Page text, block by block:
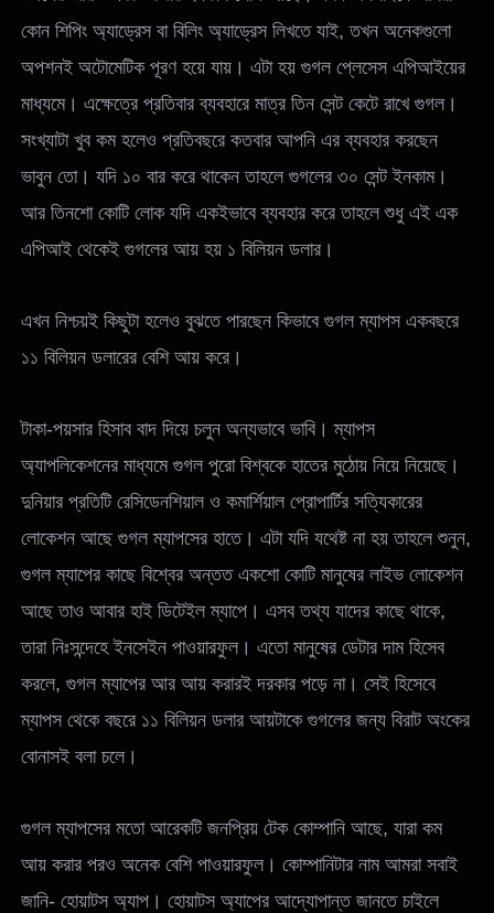
কোন শিপিং অ্যাড্রেস বা বিলিং অ্যাড্রেস লিখতে যাই, তখন অনেকগুলো
অপশনই অটোমেটিক পূরণ হয়ে যায়। এটা হয় গুগল প্লেসেস এপিআইয়ের
মাধ্যমে। এক্ষেত্রে প্রতিবার ব্যবহারে মাত্র তিন সেন্ট কেটে রাখে গুগল।
সংখ্যাটা খুব কম হলেও প্রতিবছরে কতবার আপনি এর ব্যবহার করছেন
ভাবুন তো। যদি ১০ বার করে থাকেন তাহলে গুগলের ৩০ সেন্ট ইনকাম।
আর তিনশো কোটি লোক যদি একইভাবে ব্যবহার করে তাহলে শুধু এই এক
এপিআই থেকেই গুগলের আয় হয় ১ বিলিয়ন ডলার।
এখন নিশ্চয়ই কিছুটা হলেও বুঝতে পারছেন কিভাবে গুগল ম্যাপস একবছরে
১১ বিলিয়ন ডলারের বেশি আয় করে।
টাকা-পয়সার হিসাব বাদ দিয়ে চলুন অন্যভাবে ভাবি। ম্যাপস
অ্যাপলিকেশনের মাধ্যমে গুগল পুরো বিশ্বকে হাতের মুঠোয় নিয়ে নিয়েছে।
দুনিয়ার প্রতিটি রেসিডেনশিয়াল ও কমার্শিয়াল প্রোপার্টির সত্যিকারের
লোকেশন আছে গুগল ম্যাপসের হাতে। এটা যদি যথেষ্ট না হয় তাহলে শুনুন,
গুগল ম্যাপের কাছে বিশ্বের অন্তত একশো কোটি মানুষের লাইভ লোকেশন
আছে তাও আবার হাই ডিটেইল ম্যাপে। এসব তথ্য যাদের কাছে থাকে,
তারা নিঃসন্দেহে ইনসেইন পাওয়ারফুল। এতো মানুষের ডেটার দাম হিসেব
করলে, গুগল ম্যাপের আর আয় করারই দরকার পড়ে না। সেই হিসেবে
ম্যাপস থেকে বছরে ১১ বিলিয়ন ডলার আয়টাকে গুগলের জন্য বিরাট অংকের
বোনাসই বলা চলে।
গুগল ম্যাপসের মতো আরেকটি জনপ্রিয় টেক কোম্পানি আছে, যারা কম
আয় করার পরও অনেক বেশি পাওয়ারফুল। কোম্পানিটার নাম আমরা সবাই
জানি- হোয়াটস অ্যাপ। হোয়াটস অ্যাপের আদ্যোপান্ত জানতে চাইলে